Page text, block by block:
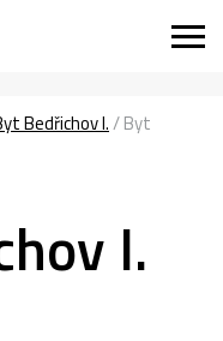
Bedřichov I./Byt
I.